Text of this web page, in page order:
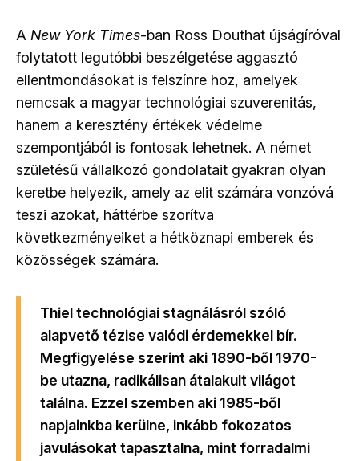
A New York Times-ban Ross Douthat újságíróval
folytatott legutóbbi beszélgetése aggasztó
ellentmondásokat is felszínre hoz, amelyek
nemcsak a magyar technológiai szuverenitás,
hanem a keresztény értékek védelme
szempontjából is fontosak lehetnek. A német
születésű vállalkozó gondolatait gyakran olyan
keretbe helyezik, amely az elit számára vonzóvá
teszi azokat, háttérbe szorítva
következményeiket a hétköznapi emberek és
közösségek számára.
Thiel technológiai stagnálásról szóló
alapvető tézise valódi érdemekkel bír.
Megfigyelése szerint aki 1890-ből 1970-
be utazna, radikálisan átalakult világot
találna. Ezzel szemben aki 1985-ből
napjainkba kerülne, inkább fokozatos
javulásokat tapasztalna, mint forradalmi